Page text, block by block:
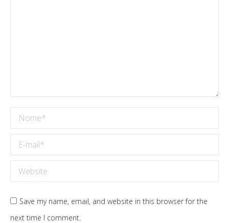
Nome *
E-mail *
Website
Save my name, email, and website in this browser for the
next time I comment.